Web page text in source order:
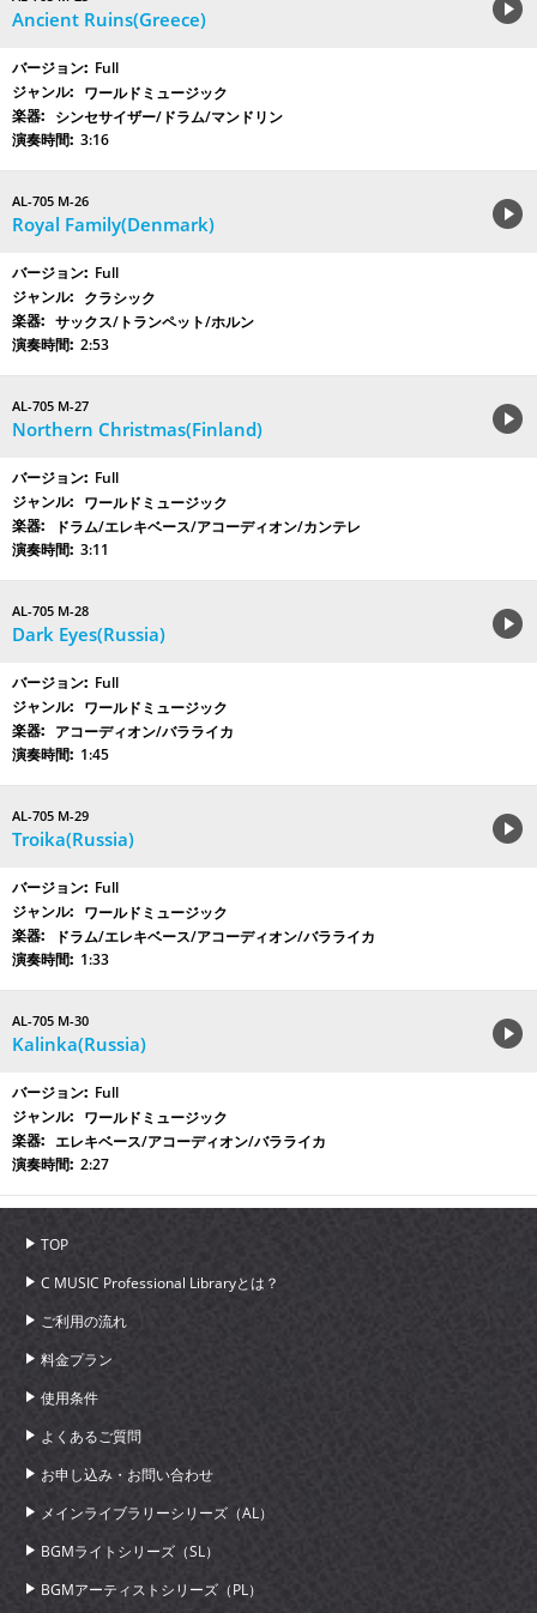
Ancient Ruins(Greece)
Full
ワールドミュージック
シンセサイザー/ドラム/マンドリン
3:16
AL-705 M-26
Royal Family(Denmark)
Full
クラシック
サックス/トランペット/ホルン
2:53
AL-705 M-27
Northern Christmas(Finland)
Full
ワールドミュージック
ドラム/エレキベース/アコーディオン/カンテレ
3:11
AL-705 M-28
Dark Eyes(Russia)
Full
ワールドミュージック
アコーディオン/バラライカ
1:45
AL-705 M-29
Troika(Russia)
Full
ワールドミュージック
ドラム/エレキベース/アコーディオン/バラライカ
1:33
AL-705 M-30
Kalinka(Russia)
Full
ワールドミュージック
エレキベース/アコーディオン/バラライカ
2:27
TOP
C MUSIC Professional Libraryとは？
ご利用の流れ
料金プラン
使用条件
よくあるご質問
お申し込み・お問い合わせ
メインライブラリーシリーズ（AL）
BGMライトシリーズ（SL）
BGMアーティストシリーズ（PL）